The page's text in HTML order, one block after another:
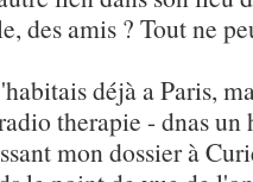
des amis ? Tout ne
déjà a Paris,
therapie - dnas
mon dossier à